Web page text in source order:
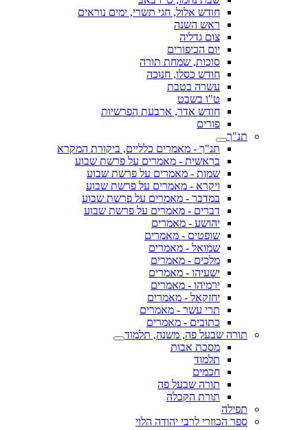
חודש אלול, חגי תשרי, ימים נוראים
ראש השנה
צום גדליה
יום הכיפורים
סוכות, שמחת תורה
חודש כסלו, חנוכה
עשרה בטבת
ט"ו בשבט
חודש אדר, ארבעת הפרשיות
פורים
תנ"ך
תנ"ך - מאמרים כלליים, ביקורת המקרא
בראשית - מאמרים על פרשת שבוע
שמות - מאמרים על פרשת שבוע
ויקרא - מאמרים על פרשת שבוע
במדבר - מאמרים על פרשת שבוע
דברים - מאמרים על פרשת שבוע
יהושע - מאמרים
שופטים - מאמרים
שמואל - מאמרים
מלכים - מאמרים
ישעיהו - מאמרים
ירמיהו - מאמרים
יחזקאל - מאמרים
תרי עשר - מאמרים
כתובים - מאמרים
תורה שבעל פה, משנה, תלמוד
מסכת אבות
תלמוד
חכמים
תורה שבעל פה
תורת הקבלה
תפילה
ספר הכוזרי לרבי יהודה הלוי